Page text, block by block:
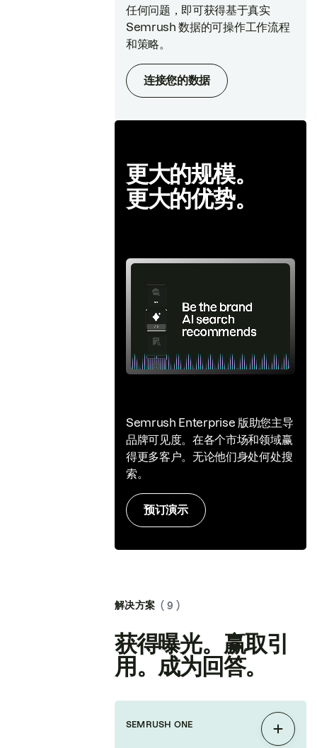
任何问题，即可获得基于真实
Semrush 数据的可操作工作流程
和策略。
连接您的数据
更大的规模。
更大的优势。
Semrush Enterprise 版助您主导
品牌可见度。在各个市场和领域赢
得更多客户。无论他们身处何处搜
索。
预订演示
解决方案 ( 9 )
获得曝光。赢取引
用。成为回答。
SEMRUSH ONE
展开